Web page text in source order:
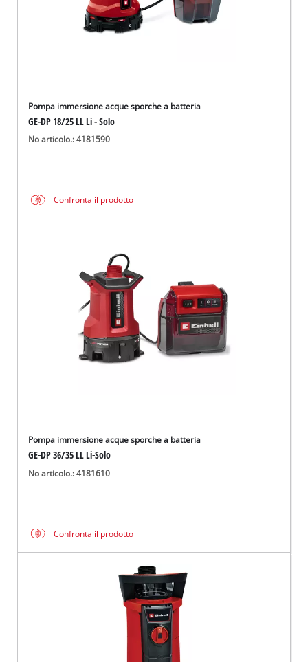
Pompa immersione acque sporche a batteria
GE-DP 18/25 LL Li - Solo
No articolo.: 4181590
Confronta il prodotto
Pompa immersione acque sporche a batteria
GE-DP 36/35 LL Li-Solo
No articolo.: 4181610
Confronta il prodotto